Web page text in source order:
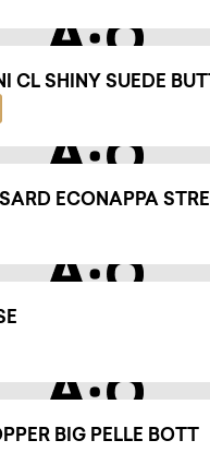
CL SHINY SUEDE
ECONAPPA
BIG PELLE BOTT